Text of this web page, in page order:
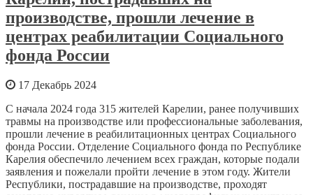
производстве, прошли лечение в
центрах реабилитации Социального
фонда России
17 Декабрь 2024
С начала 2024 года 315 жителей Карелии, ранее получивших
травмы на производстве или профессиональные заболевания,
прошли лечение в реабилитационных центрах Социального
фонда России. Отделение Социального фонда по Республике
Карелия обеспечило лечением всех граждан, которые подали
заявления и пожелали пройти лечение в этом году. Жители
Республики, пострадавшие на производстве, проходят